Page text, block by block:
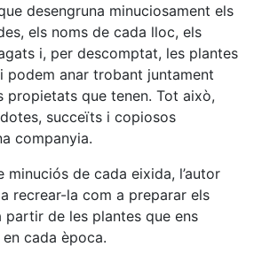
desengruna minuciosament els
els noms de cada lloc, els
i, per descomptat, les plantes
podem anar trobant juntament
propietats que tenen. Tot això,
succeïts i copiosos
companyia.
minuciós de cada eixida, l’autor
recrear-la com a preparar els
partir de les plantes que ens
cada època.